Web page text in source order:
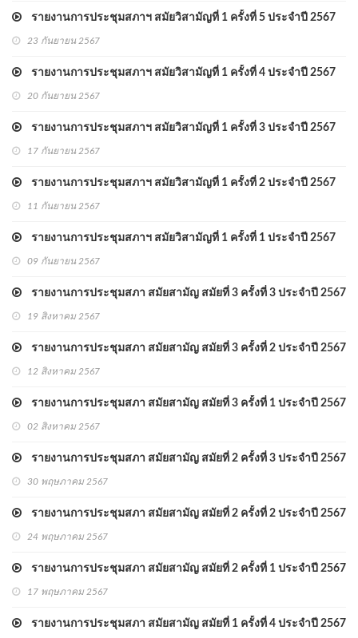
รายงานการประชุมสภาฯ สมัยวิสามัญที่ 1 ครั้งที่ 5 ประจำปี 2567
23 กันยายน 2567
รายงานการประชุมสภาฯ สมัยวิสามัญที่ 1 ครั้งที่ 4 ประจำปี 2567
20 กันยายน 2567
รายงานการประชุมสภาฯ สมัยวิสามัญที่ 1 ครั้งที่ 3 ประจำปี 2567
17 กันยายน 2567
รายงานการประชุมสภาฯ สมัยวิสามัญที่ 1 ครั้งที่ 2 ประจำปี 2567
11 กันยายน 2567
รายงานการประชุมสภาฯ สมัยวิสามัญที่ 1 ครั้งที่ 1 ประจำปี 2567
09 กันยายน 2567
รายงานการประชุมสภา สมัยสามัญ สมัยที่ 3 ครั้งที่ 3 ประจำปี 2567
19 สิงหาคม 2567
รายงานการประชุมสภา สมัยสามัญ สมัยที่ 3 ครั้งที่ 2 ประจำปี 2567
12 สิงหาคม 2567
รายงานการประชุมสภา สมัยสามัญ สมัยที่ 3 ครั้งที่ 1 ประจำปี 2567
02 สิงหาคม 2567
รายงานการประชุมสภา สมัยสามัญ สมัยที่ 2 ครั้งที่ 3 ประจำปี 2567
30 พฤษภาคม 2567
รายงานการประชุมสภา สมัยสามัญ สมัยที่ 2 ครั้งที่ 2 ประจำปี 2567
24 พฤษภาคม 2567
รายงานการประชุมสภา สมัยสามัญ สมัยที่ 2 ครั้งที่ 1 ประจำปี 2567
17 พฤษภาคม 2567
รายงานการประชุมสภา สมัยสามัญ สมัยที่ 1 ครั้งที่ 4 ประจำปี 2567